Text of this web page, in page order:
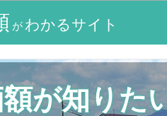
がわかるサイト
が知りた